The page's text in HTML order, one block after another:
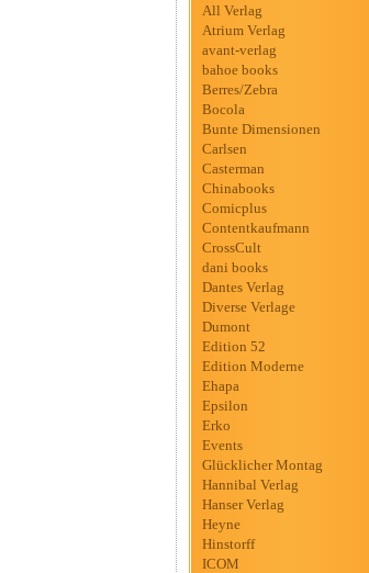
All Verlag
Atrium Verlag
avant-verlag
bahoe books
Berres/Zebra
Bocola
Bunte Dimensionen
Carlsen
Casterman
Chinabooks
Comicplus
Contentkaufmann
CrossCult
dani books
Dantes Verlag
Diverse Verlage
Dumont
Edition 52
Edition Moderne
Ehapa
Epsilon
Erko
Events
Glücklicher Montag
Hannibal Verlag
Hanser Verlag
Heyne
Hinstorff
ICOM